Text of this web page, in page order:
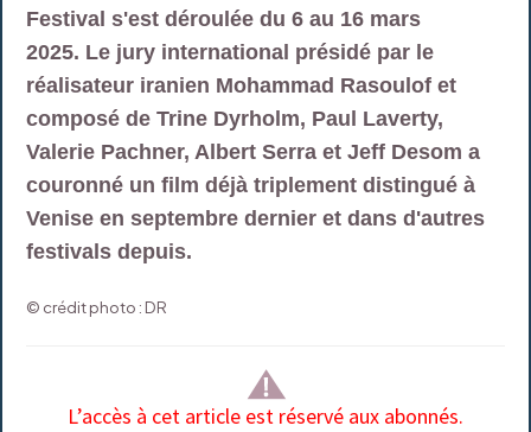
Festival s'est déroulée du 6 au 16 mars
2025. Le jury international présidé par le
réalisateur iranien Mohammad Rasoulof et
composé de Trine Dyrholm, Paul Laverty,
Valerie Pachner, Albert Serra et Jeff Desom a
couronné un film déjà triplement distingué à
Venise en septembre dernier et dans d'autres
festivals depuis.
© crédit photo : DR
L’accès à cet article est réservé aux abonnés.